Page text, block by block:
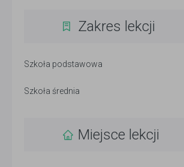
Zakres lekcji
Szkoła podstawowa
Szkoła średnia
Miejsce lekcji